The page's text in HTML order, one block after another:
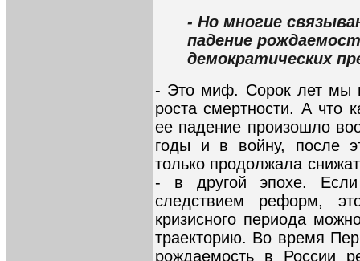
- Но многие
падение
демократических
- Это миф. Сорок лет мы
роста смертности. А что
ее падение произошло
годы и в войну, после
только продолжала
- в другой эпохе.
следствием реформ,
кризисного периода
траекторию. Во время
рождаемость в России